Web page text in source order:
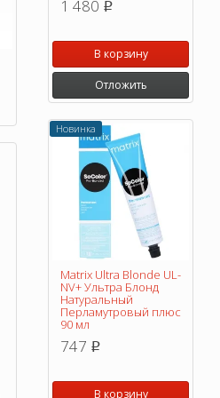
1 480 p
В корзину
Отложить
Новинка
Matrix Ultra Blonde UL-
NV+ Ультра Блонд
Натуральный
Перламутровый плюс
90 мл
747 p
В корзину